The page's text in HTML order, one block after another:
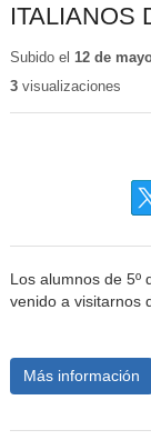
ITALIANOS
Subido el 12 de
3visualizaciones
Los alumnos de 5º
venido a visitarnos
Más información